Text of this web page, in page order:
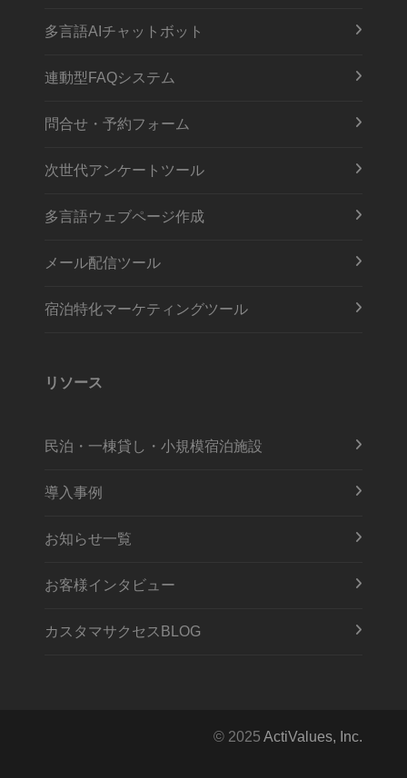
多言語AIチャットボット
連動型FAQシステム
問合せ・予約フォーム
次世代アンケートツール
多言語ウェブページ作成
メール配信ツール
宿泊特化マーケティングツール
リソース
民泊・一棟貸し・小規模宿泊施設
導入事例
お知らせ一覧
お客様インタビュー
カスタマサクセスBLOG
© 2025 ActiValues, Inc.